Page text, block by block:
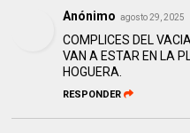
Anónimo agosto 29, 2025
COMPLICES DEL
VAN A ESTAR EN LA
HOGUERA.
RESPONDER